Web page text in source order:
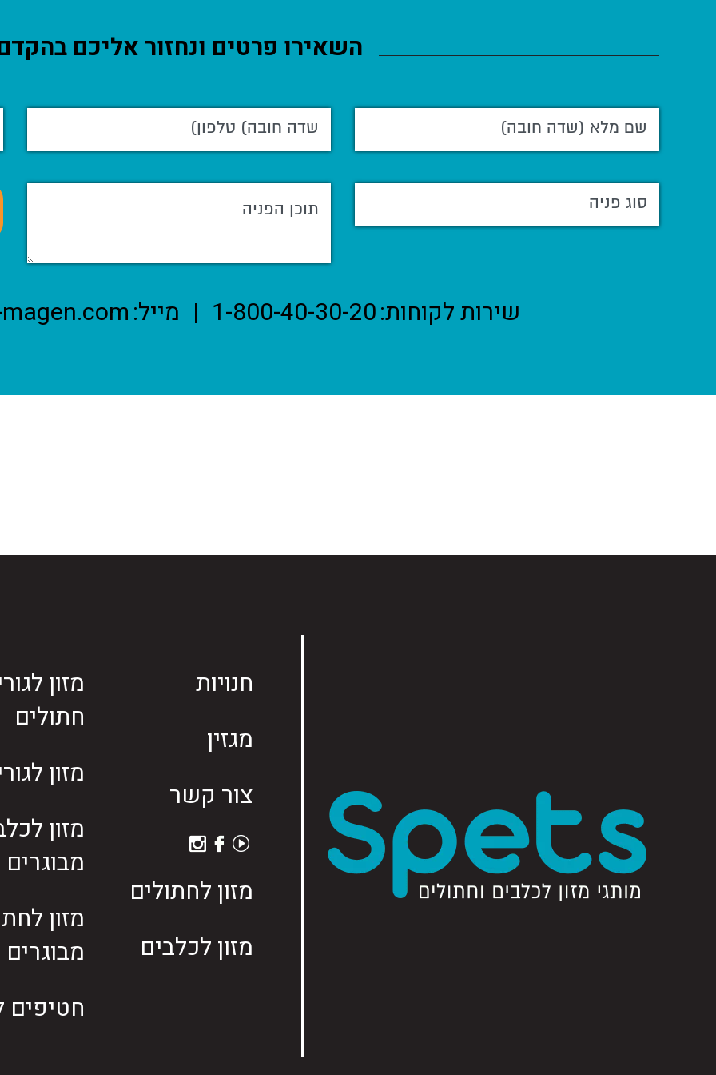
השאירו פרטים ונחזור אליכם
שירות לקוחות:1-800-40-30-20
| מייל:
חנויות
מגזין
צור קשר
מזון לחתולים
מזון לכלבים
מזון
חתולים
מזון
מזון
מבוגרים
מזון
מבוגרים
חטיפים